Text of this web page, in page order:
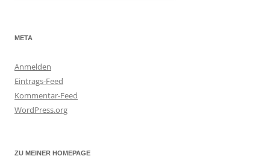
META
Anmelden
Eintrags-Feed
Kommentar-Feed
WordPress.org
ZU MEINER HOMEPAGE